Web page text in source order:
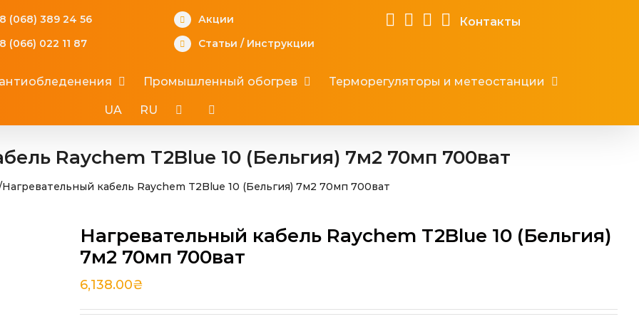
(068) 389 24 56
(066) 022 11 87
Акции
Статьи / Инструкции
Контакты
Промышленный обогрев Терморегуляторы и метеостанции
UA RU
Raychem T2Blue 10 (Бельгия) 7м2 70мп 700ват
Нагревательный кабель Raychem T2Blue 10 (Бельгия) 7м2 70мп 700ват
Нагревательный кабель Raychem T2Blue 10 (Бельгия)
7м2 70мп 700ват
6,138.00₴